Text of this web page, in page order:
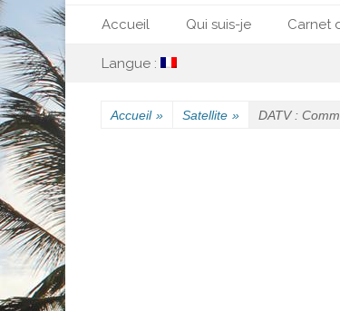
Menu principal
contenu
Accueil Qui suis-je Carnet
Menu secondaire
Langue :
Accueil » Satellite » DATV :